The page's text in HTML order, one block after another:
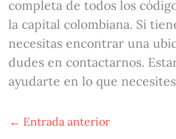
completa de todos los
la capital colombiana. Si
necesitas encontrar una
dudes en contactarnos.
ayudarte en lo que
← Entrada anterior